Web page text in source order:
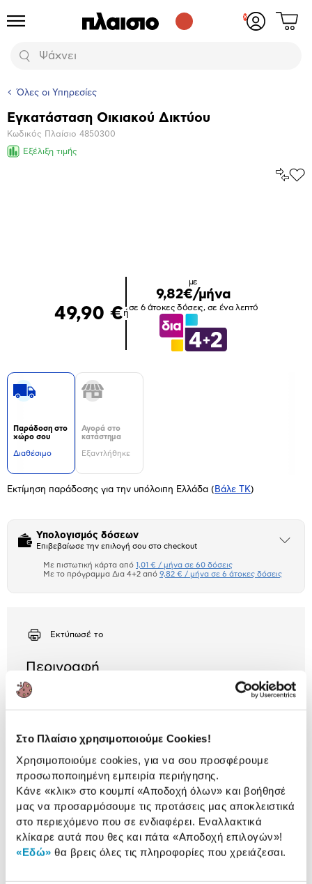
Στο Πλαίσιο χρησιμοποιούμε Cookies!
Χρησιμοποιούμε cookies, για να σου προσφέρουμε
προσωποποιημένη εμπειρία περιήγησης.
Κάνε «κλικ» στο κουμπί «Αποδοχή όλων» και βοήθησέ
μας να προσαρμόσουμε τις προτάσεις μας αποκλειστικά
στο περιεχόμενο που σε ενδιαφέρει. Εναλλακτικά
κλίκαρε αυτά που θες και πάτα «Αποδοχή επιλογών»!
«Εδώ» θα βρεις όλες τις πληροφορίες που χρειάζεσαι.
Προϊόντα
Αναζήτηση
Δες
Όλες οι Υπηρεσίες
Βασικά
χαρακτηριστικά
Εγκατάσταση Οικιακού Δικτύου
Κωδικός Πλαίσιο 4850300
Εξέλιξη τιμής
49,90 €ή
με
9,82€/μήνα
σε 6 άτοκες δόσεις, σε ένα λεπτό
Παράδοση στο
χώρο σου
Διαθέσιμο
Αγορά στο
κατάστημα
Εξαντλήθηκε
Εκτίμηση παράδοσης για την υπόλοιπη Ελλάδα ( Βάλε ΤΚ)
Υπολογισμός δόσεων
Επιβεβαίωσε την επιλογή σου στο checkout
Άνοιξε
Πιστωτική κάρτα
Αριθμός δόσεων
Με πιστωτική κάρτα από 1,01 € / μήνα σε 60 δόσεις
Με το πρόγραμμα Δια 4+2 από 9,82 € / μήνα σε 6 άτοκες δόσεις
Εκτύπωσέ το
Περιγραφή
Με την υπηρεσία «Εγκατάσταση Οικιακού Δικτύου»
αλλά και θα ενημερωθείς για τις βασικές
λειτουργίες.
Αναλυτική
παρουσίαση
Αναλυτική παρουσίαση
Αξιολογήσεις